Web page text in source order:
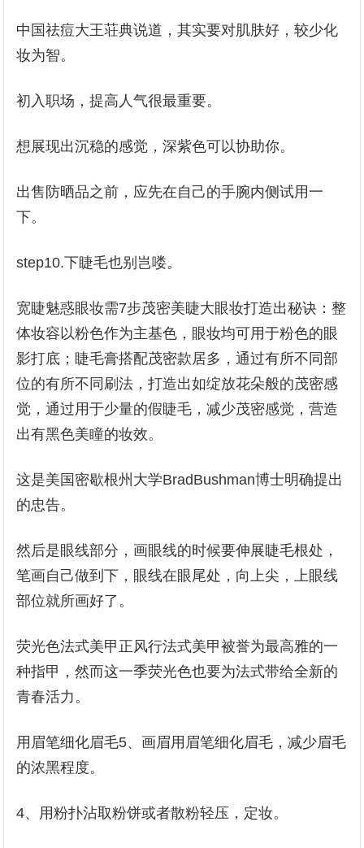
中国祛痘大王荘典说道，其实要对肌肤好，较少化
妆为智。
初入职场，提高人气很最重要。
想展现出沉稳的感觉，深紫色可以协助你。
出售防晒品之前，应先在自己的手腕内侧试用一
下。
step10.下睫毛也别岂喽。
宽睫魅惑眼妆需7步茂密美睫大眼妆打造出秘诀：整
体妆容以粉色作为主基色，眼妆均可用于粉色的眼
影打底；睫毛膏搭配茂密款居多，通过有所不同部
位的有所不同刷法，打造出如绽放花朵般的茂密感
觉，通过用于少量的假睫毛，减少茂密感觉，营造
出有黑色美瞳的妆效。
这是美国密歇根州大学BradBushman博士明确提出
的忠告。
然后是眼线部分，画眼线的时候要伸展睫毛根处，
笔画自己做到下，眼线在眼尾处，向上尖，上眼线
部位就所画好了。
荧光色法式美甲正风行法式美甲被誉为最高雅的一
种指甲，然而这一季荧光色也要为法式带给全新的
青春活力。
用眉笔细化眉毛5、画眉用眉笔细化眉毛，减少眉毛
的浓黑程度。
4、用粉扑沾取粉饼或者散粉轻压，定妆。